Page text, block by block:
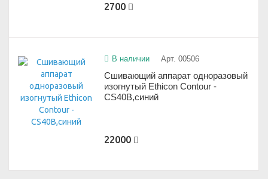
2700
В наличии Арт. 00506
Сшивающий аппарат одноразовый
изогнутый Ethicon Contour -
CS40B,синий
22000